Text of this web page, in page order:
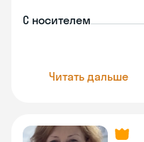
С носителем
Читать дальше